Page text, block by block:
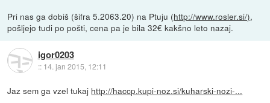
Pri nas ga dobiš (šifra 5.2063.20) na Ptuju (http://www.rosler.si/),
pošljejo tudi po pošti, cena pa je bila 32€ kakšno leto nazaj.
igor0203
:: 14. jan 2015, 12:11
Jaz sem ga vzel tukaj http://haccp.kupi-noz.si/kuharski-nozi-...